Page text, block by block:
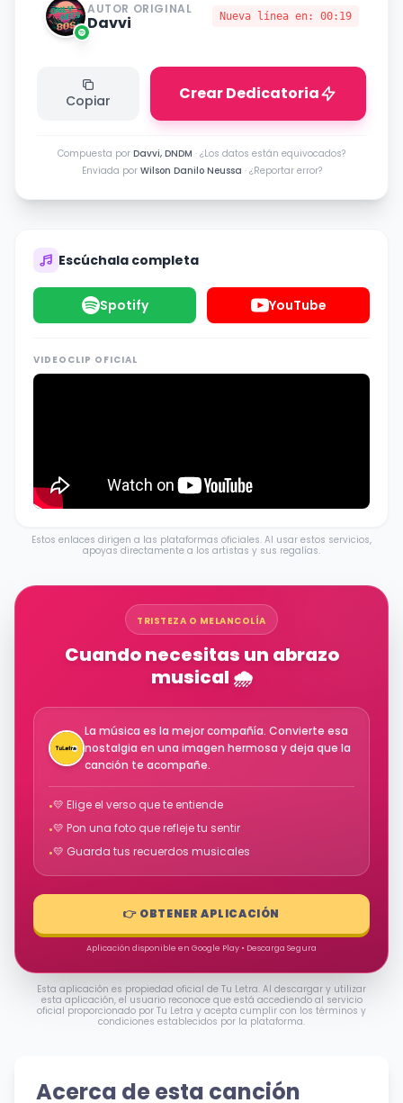
AUTOR ORIGINAL
Davvi Nueva línea en: 00:19
Copiar Crear Dedicatoria
Compuesta por Davvi, DNDM · ¿Los datos están equivocados?
Enviada por Wilson Danilo Neussa · ¿Reportar error?
Escúchala completa
Spotify YouTube
VIDEOCLIP OFICIAL
Estos enlaces dirigen a las plataformas oficiales. Al usar estos servicios,
apoyas directamente a los artistas y sus regalías.
TRISTEZA O MELANCOLÍA
Cuando necesitas un abrazo
musical 🌧️
La música es la mejor compañía. Convierte esa
nostalgia en una imagen hermosa y deja que la
canción te acompañe.
•💛 Elige el verso que te entiende
•💛 Pon una foto que refleje tu sentir
•💛 Guarda tus recuerdos musicales
👉 OBTENER APLICACIÓN
Aplicación disponible en Google Play • Descarga Segura
Esta aplicación es propiedad oficial de Tu Letra. Al descargar y utilizar
esta aplicación, el usuario reconoce que está accediendo al servicio
oficial proporcionado por Tu Letra y acepta cumplir con los términos y
condiciones establecidos por la plataforma.
Acerca de esta canción